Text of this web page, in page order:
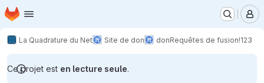
Passer au contenu principal
Page d'accueil
La Quadrature du Net Site de don donRequêtes de fusion!123
Ce projet est en lecture seule.